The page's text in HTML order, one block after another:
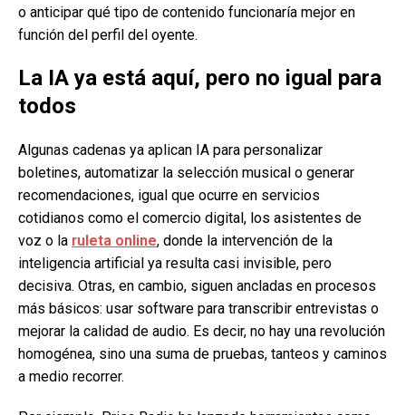
o anticipar qué tipo de contenido funcionaría mejor en
función del perfil del oyente.
La IA ya está aquí, pero no igual para
todos
Algunas cadenas ya aplican IA para personalizar
boletines, automatizar la selección musical o generar
recomendaciones, igual que ocurre en servicios
cotidianos como el comercio digital, los asistentes de
voz o la ruleta online, donde la intervención de la
inteligencia artificial ya resulta casi invisible, pero
decisiva. Otras, en cambio, siguen ancladas en procesos
más básicos: usar software para transcribir entrevistas o
mejorar la calidad de audio. Es decir, no hay una revolución
homogénea, sino una suma de pruebas, tanteos y caminos
a medio recorrer.